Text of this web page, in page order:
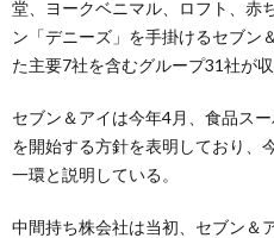
堂、ヨークベニマル、ロフト、赤
ン「デニーズ」を手掛けるセブン
た主要7社を含むグループ31社が収
セブン＆アイは今年4月、食品ス
を開始する方針を表明しており、
一環と説明している。
中間持ち株会社は当初、セブン＆